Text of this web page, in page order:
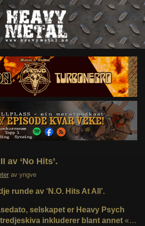
Nyheter
Omtaler
Intervjuer
Om oss
Abonner
av ‘No Hits’.
av yngve
runde av ‘N.O. Hits At All’.
selskapet er Heavy Psych
inkluderer blant annet «…